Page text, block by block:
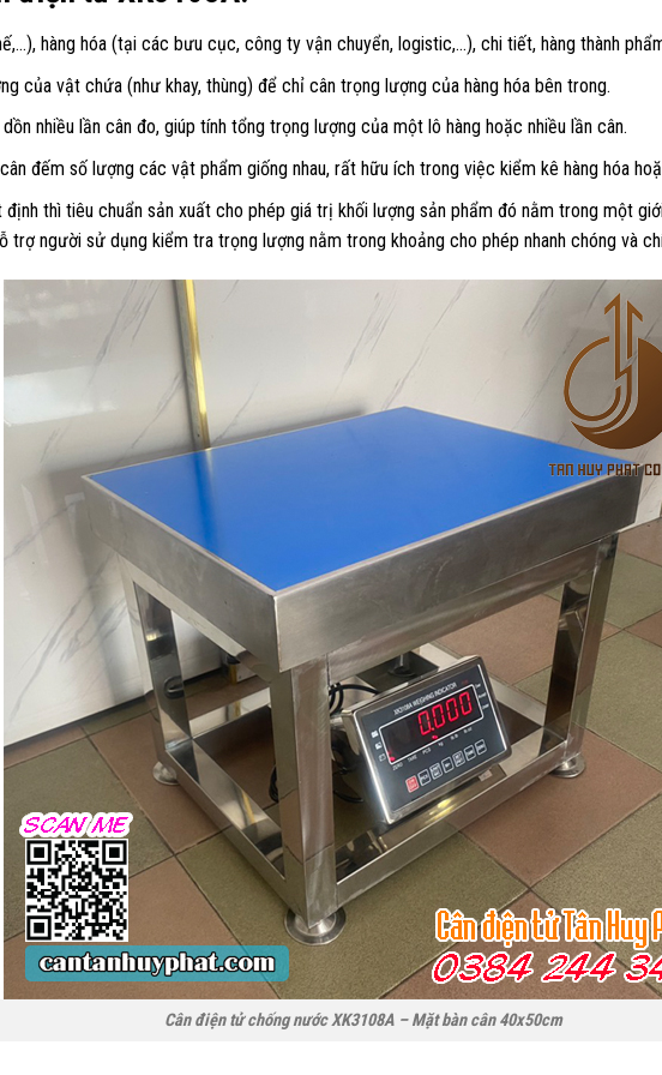
hàng hóa (tại các bưu cục, công ty vận chuyển, logistic,…), chi tiết, hàng thành
của vật chứa (như khay, thùng) để chỉ cân trọng lượng của hàng hóa bên trong.
nhiều lần cân đo, giúp tính tổng trọng lượng của một lô hàng hoặc nhiều lần cân.
đếm số lượng các vật phẩm giống nhau, rất hữu ích trong việc kiểm kê hàng hóa
thì tiêu chuẩn sản xuất cho phép giá trị khối lượng sản phẩm đó nằm trong một
người sử dụng kiểm tra trọng lượng nằm trong khoảng cho phép nhanh chóng và
Cân điện tử chống nước XK3108A – Mặt bàn cân 40x50cm